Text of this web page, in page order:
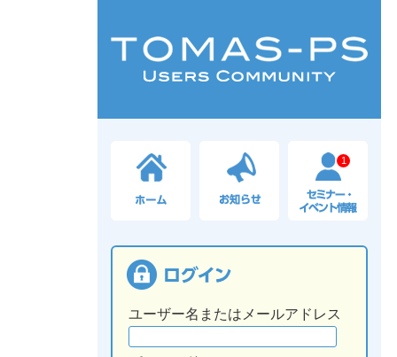
1
ユーザー名またはメールアドレス